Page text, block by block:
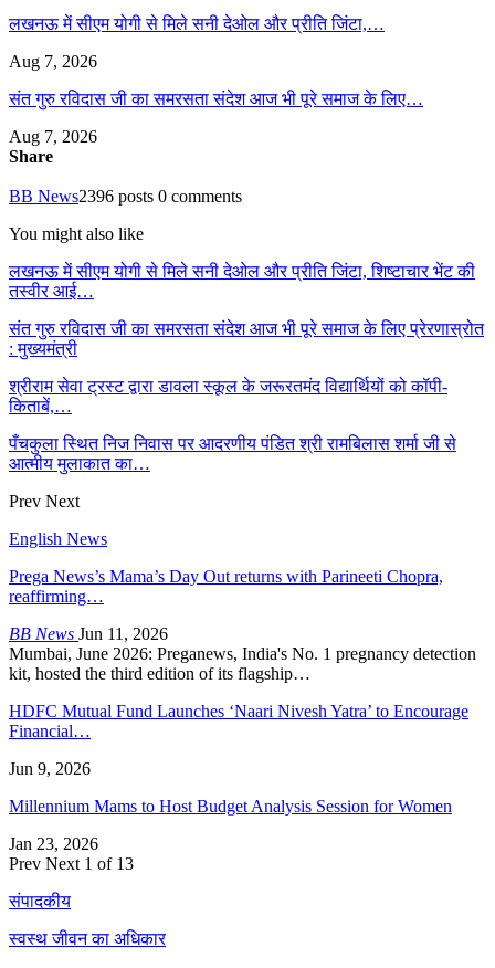
लखनऊ में सीएम योगी से मिले सनी देओल और प्रीति जिंटा,…
Aug 7, 2026
संत गुरु रविदास जी का समरसता संदेश आज भी पूरे समाज के लिए…
Aug 7, 2026
Share
BB News2396 posts 0 comments
You might also like
लखनऊ में सीएम योगी से मिले सनी देओल और प्रीति जिंटा, शिष्टाचार भेंट की
तस्वीर आई…
संत गुरु रविदास जी का समरसता संदेश आज भी पूरे समाज के लिए प्रेरणास्रोत
: मुख्यमंत्री
श्रीराम सेवा ट्रस्ट द्वारा डावला स्कूल के जरूरतमंद विद्यार्थियों को कॉपी-
किताबें,…
पँचकुला स्थित निज निवास पर आदरणीय पंडित श्री रामबिलास शर्मा जी से
आत्मीय मुलाकात का…
Prev Next
English News
Prega News’s Mama’s Day Out returns with Parineeti Chopra,
reaffirming…
BB News Jun 11, 2026
Mumbai, June 2026: Preganews, India's No. 1 pregnancy detection
kit, hosted the third edition of its flagship…
HDFC Mutual Fund Launches ‘Naari Nivesh Yatra’ to Encourage
Financial…
Jun 9, 2026
Millennium Mams to Host Budget Analysis Session for Women
Jan 23, 2026
Prev Next 1 of 13
संपादकीय
स्वस्थ जीवन का अधिकार